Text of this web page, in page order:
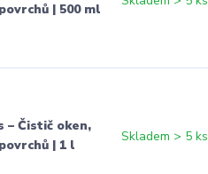
| 500 ml
– Čistič oken,
| 1 l
Skladem > 5 ks